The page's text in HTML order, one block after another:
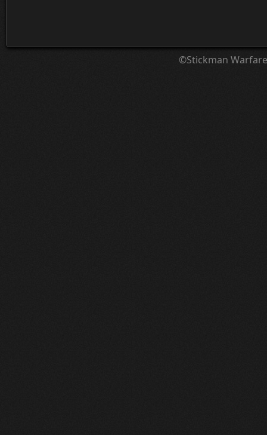
©Stickman Warfare